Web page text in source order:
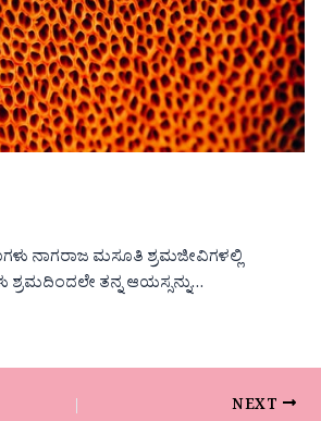
ನಾಗರಾಜ ಮಸೂತಿ ಶ್ರಮಜೀವಿಗಳಲ್ಲಿ
ಶ್ರಮದಿಂದಲೇ ತನ್ನ ಆಯಸ್ಸನ್ನು…
NEXT